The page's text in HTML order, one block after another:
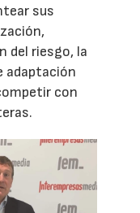
sus
del riesgo, la
adaptación
con